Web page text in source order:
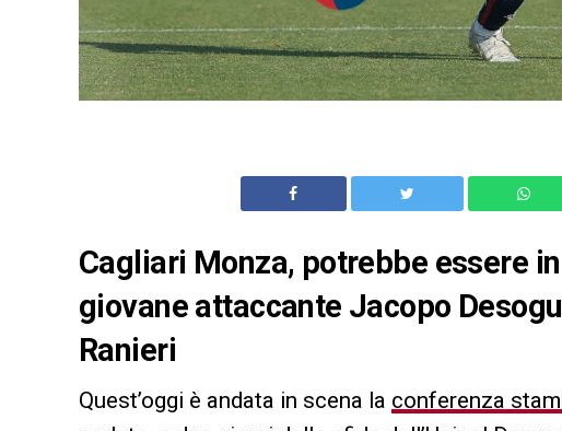
Cagliari Monza, potrebbe essere
giovane attaccante Jacopo
Ranieri
Quest’oggi è andata in scena la conferenza